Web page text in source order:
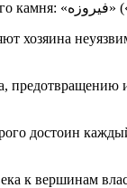
хозяина
достоин
к вершинам